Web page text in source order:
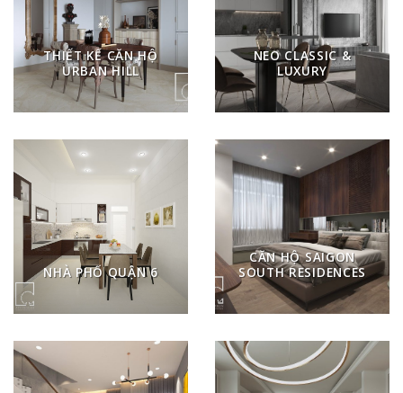
THIẾT KẾ CĂN HỘ
URBAN HILL
NEO CLASSIC &
LUXURY
NHÀ PHỐ QUẬN 6
CĂN HỘ SAIGON
SOUTH RESIDENCES